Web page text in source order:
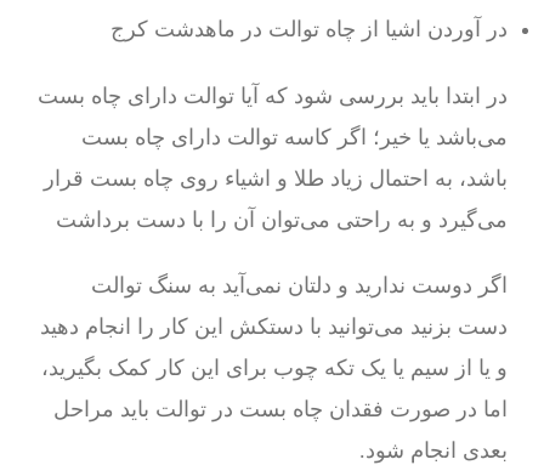
در آوردن اشیا از چاه توالت در ماهدشت کرج
در ابتدا باید بررسی شود که آیا توالت دارای چاه بست
می‌باشد یا خیر؛ اگر کاسه توالت دارای چاه بست
باشد، به احتمال زیاد طلا و اشیاء روی چاه بست قرار
می‌گیرد و به راحتی می‌توان آن را با دست برداشت
اگر دوست ندارید و دلتان نمی‌آید به سنگ توالت
دست بزنید می‌توانید با دستکش این کار را انجام دهید
و یا از سیم یا یک تکه چوب برای این کار کمک بگیرید،
اما در صورت فقدان چاه بست در توالت باید مراحل
بعدی انجام شود.